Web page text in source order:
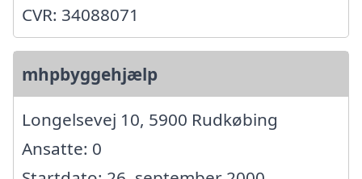
CVR: 34088071
mhpbyggehjælp
Longelsevej 10, 5900 Rudkøbing
Ansatte: 0